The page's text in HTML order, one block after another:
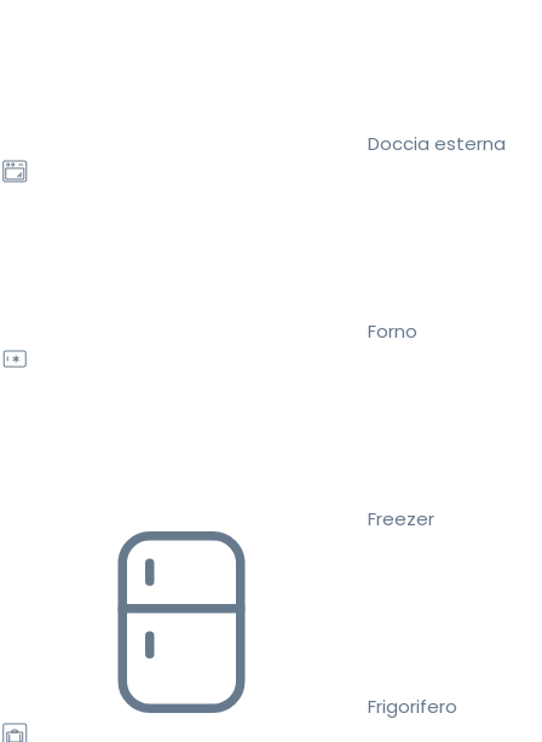
Doccia esterna
Forno
Freezer
Frigorifero